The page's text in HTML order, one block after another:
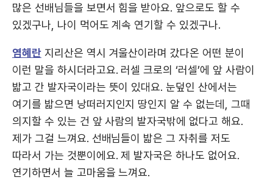
많은 선배님들을 보면서 힘을 받아요. 앞으로도 할 수
있겠구나, 나이 먹어도 계속 연기할 수 있겠구나.
염혜란지리산은 역시 겨울산이라며 갔다온 어떤 분이
이런 말을 하시더라고요. 러셀 크로의 ‘러셀’에 앞 사람이
밟고 간 발자국이라는 뜻이 있대요. 눈덮인 산에서는
여기를 밟으면 낭떠러지인지 땅인지 알 수 없는데, 그때
의지할 수 있는 건 앞 사람의 발자국밖에 없다고 해요.
제가 그걸 느껴요. 선배님들이 밟은 그 자취를 저도
따라서 가는 것뿐이에요. 제 발자국은 하나도 없어요.
연기하면서 늘 고마움을 느껴요.